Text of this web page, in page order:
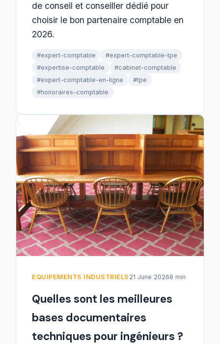
de conseil et conseiller dédié pour
choisir le bon partenaire comptable en
2026.
#expert-comptable
#expert-comptable-tpe
#expertise-comptable
#cabinet-comptable
#expert-comptable-en-ligne
#tpe
#honoraires-comptable
EQUIPEMENTS INDUSTRIELS 21 June 20268 min
Quelles sont les meilleures
bases documentaires
techniques pour ingénieurs ?